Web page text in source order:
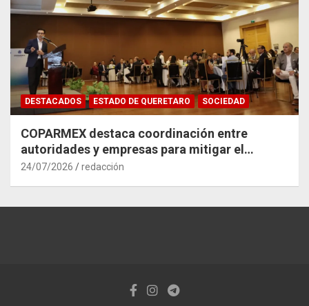
DESTACADOS ESTADO DE QUERETARO SOCIEDAD
COPARMEX destaca coordinación entre
autoridades y empresas para mitigar el
impacto del Tren México–Querétaro
24/07/2026 redacción